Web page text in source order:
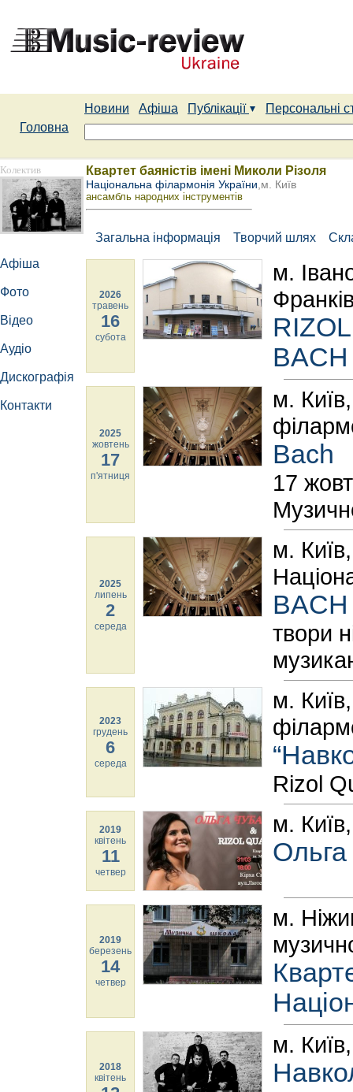
Новини Афіша Публікації
Персональні
Головна
Колектив
Афіша
Фото
Відео
Аудіо
Дискографія
Контакти
Квартет баяністів імені Миколи Різоля
Національна філармонія України ,м. Київ
ансамбль народних інструментів
Загальна інформація Творчий шлях
2026
травень
16
субота
м.
BACН
2025
жовтень
17
п'ятниця
м.
Bach
17
2025
липень
2
середа
м.
BACH
твори
2023
грудень
6
середа
м.
Rizol
2019
квітень
11
четвер
м. Київ,
2019
березень
14
четвер
м.
2018
квітень
м.